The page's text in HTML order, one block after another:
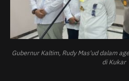
Gubernur Kaltim, Rudy Mas'ud dalam
di Kukar